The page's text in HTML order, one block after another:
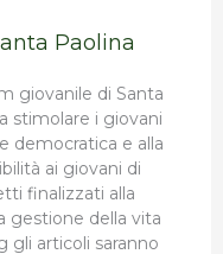
Paolina
giovanile di Santa
stimolare i giovani
democratica e alla
ai giovani di
finalizzati alla
gestione della vita
gli articoli saranno